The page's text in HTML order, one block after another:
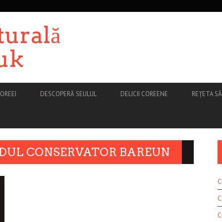
DESCOPERĂ SEULUL DELICII COREENE REȚETA
CONSERVATOR BAREUN